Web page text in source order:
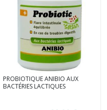
PROBIOTIQUE ANIBIO AUX
BACTÉRIES LACTIQUES